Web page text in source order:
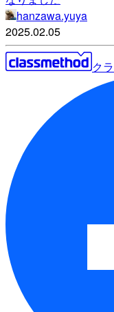
hanzawa.yuya
2025.02.05
ク